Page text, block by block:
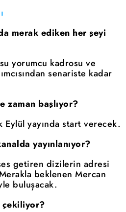
merak ediken her şeyi
yorumcu kadrosu ve
senariste kadar
zaman başlıyor?
Eylül yayında start verecek.
yayınlanıyor?
getiren dizilerin adresi
beklenen Mercan
buluşacak.
çekiliyor?